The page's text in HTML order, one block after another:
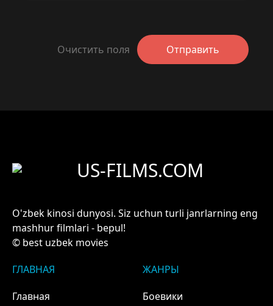
Очистить поля Отправить
US-FILMS.COM
O'zbek kinosi dunyosi. Siz uchun turli janrlarning eng
mashhur filmlari - bepul!
© best uzbek movies
ГЛАВНАЯ
Главная
ЖАНРЫ
Боевики